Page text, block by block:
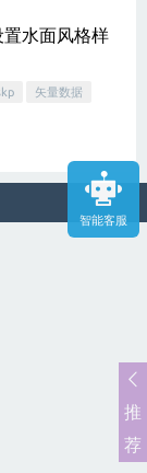
智能客服
水面风格样
矢量数据